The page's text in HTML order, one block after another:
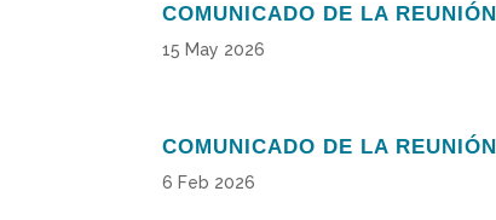
COMUNICADO DE LA
15 May 2026
COMUNICADO DE LA
6 Feb 2026